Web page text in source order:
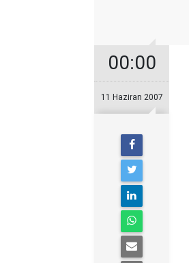
00:00
11 Haziran 2007